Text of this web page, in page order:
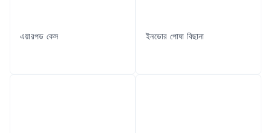
এয়ারপড কেস ইনডোর পোষা বিছানা